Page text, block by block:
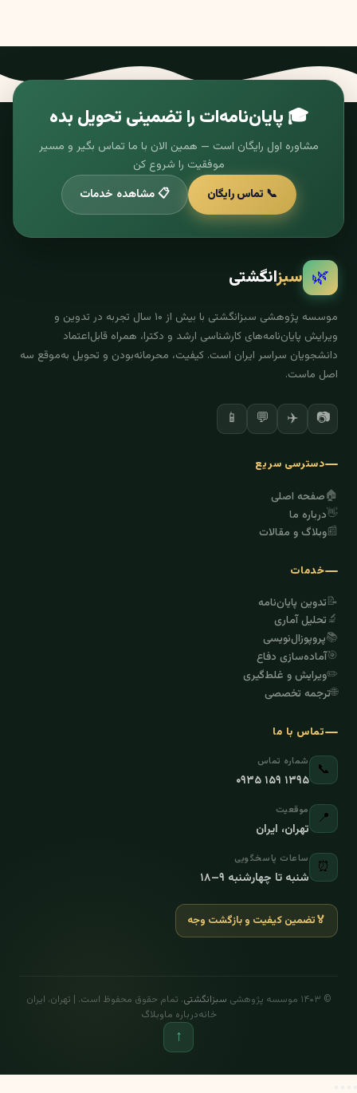
🎓 پایان‌نامه‌ات را تضمینی تحویل بده
مشاوره اول رایگان است — همین الان با ما تماس بگیر و مسیر
موفقیت را شروع کن
📞 تماس رایگان
📋 مشاهده خدمات
🌿 سبزانگشتی
موسسه پژوهشی سبزانگشتی با بیش از ۱۰ سال تجربه در تدوین و
ویرایش پایان‌نامه‌های کارشناسی ارشد و دکترا، همراه قابل‌اعتماد
دانشجویان سراسر ایران است. کیفیت، محرمانه‌بودن و تحویل به‌موقع سه
اصل ماست.
📷
✈️
💬
📱
دسترسی سریع
🏠صفحه اصلی
👋درباره ما
📰وبلاگ و مقالات
خدمات
📝تدوین پایان‌نامه
🔬تحلیل آماری
📚پروپوزال‌نویسی
🎯آماده‌سازی دفاع
✏️ویرایش و غلط‌گیری
🌐ترجمه تخصصی
تماس با ما
📞 شماره تماس
۰۹۳۵ ۱۵۹ ۱۳۹۵
📍 موقعیت
تهران، ایران
⏰ ساعات پاسخگویی
شنبه تا چهارشنبه ۹–۱۸
🏅تضمین کیفیت و بازگشت وجه
© ۱۴۰۳ موسسه پژوهشی سبزانگشتی. تمام حقوق محفوظ است. | تهران، ایران
خانهدرباره ماوبلاگ
↑